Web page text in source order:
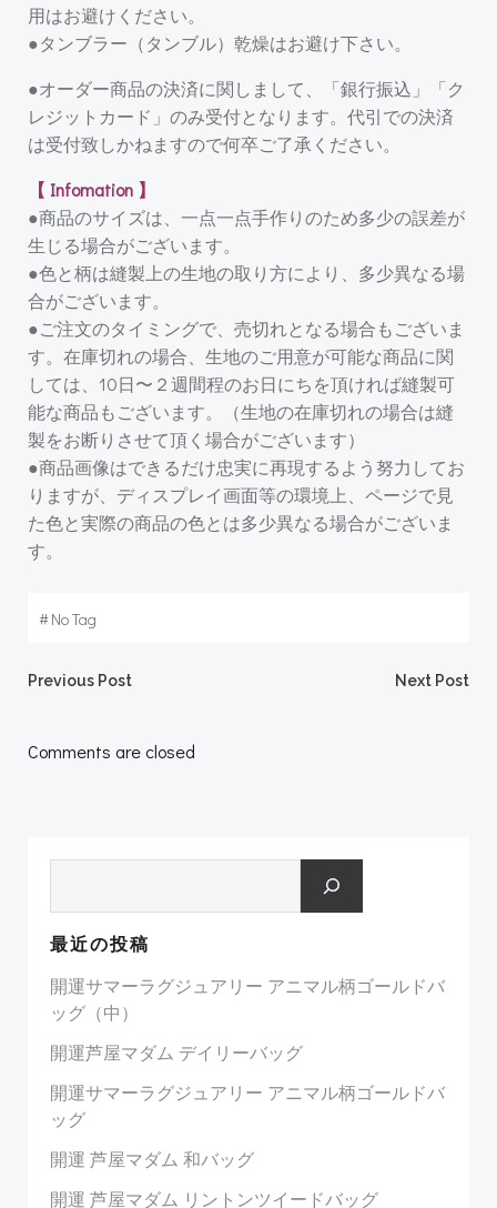
用はお避けください。
●タンブラー（タンブル）乾燥はお避け下さい。
●オーダー商品の決済に関しまして、「銀行振込」「ク
レジットカード」のみ受付となります。代引での決済
は受付致しかねますので何卒ご了承ください。
【 Infomation 】
●商品のサイズは、一点一点手作りのため多少の誤差が
生じる場合がございます。
●色と柄は縫製上の生地の取り方により、多少異なる場
合がございます。
●ご注文のタイミングで、売切れとなる場合もございま
す。在庫切れの場合、生地のご用意が可能な商品に関
しては、10日〜２週間程のお日にちを頂ければ縫製可
能な商品もございます。（生地の在庫切れの場合は縫
製をお断りさせて頂く場合がございます）
●商品画像はできるだけ忠実に再現するよう努力してお
りますが、ディスプレイ画面等の環境上、ページで見
た色と実際の商品の色とは多少異なる場合がございま
す。
#No Tag
Post
navigation
Previous Post Next Post
Comments are closed
最近の投稿
開運サマーラグジュアリー アニマル柄ゴールドバ
ッグ（中）
開運芦屋マダム デイリーバッグ
開運サマーラグジュアリー アニマル柄ゴールドバ
ッグ
開運 芦屋マダム 和バッグ
開運 芦屋マダム リントンツイードバッグ